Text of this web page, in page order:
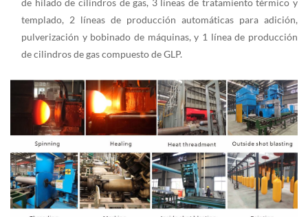
de hilado de cilindros de gas, 3 líneas de tratamiento térmico y
templado, 2 líneas de producción automáticas para adición,
pulverización y bobinado de máquinas, y 1 línea de producción
de cilindros de gas compuesto de GLP.